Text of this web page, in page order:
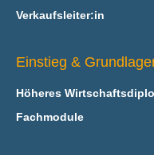
Verkaufsleiter:in
Einstieg &
Höheres
Fachmodule